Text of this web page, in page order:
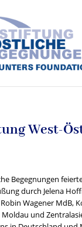
West-
Begegnungen
durch Jelena
Wagener MdB,
Moldau und